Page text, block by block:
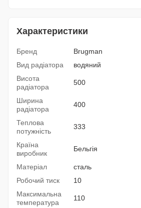
Характеристики
Бренд
Brugman
Вид радіатора
водяний
Висота
радіатора
500
Ширина
радіатора
400
Теплова
потужність
333
Країна
виробник
Бельгія
Матеріал
сталь
Робочий тиск
10
Максимальна
температура
110